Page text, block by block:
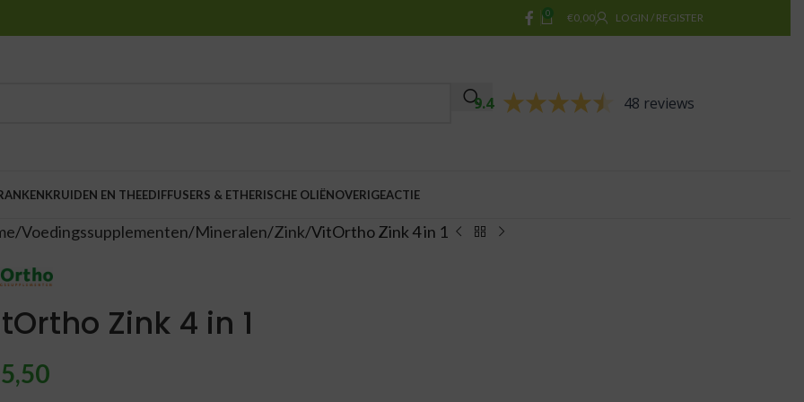
0 €0,00 LOGIN / REGISTER
9.4 48 reviews
KRUIDEN EN THEEDIFFUSERS & ETHERISCHE OLIËNOVERIGEACTIE
Voedingssupplementen Mineralen Zink VitOrtho Zink 4 in 1
Zink 4 in 1